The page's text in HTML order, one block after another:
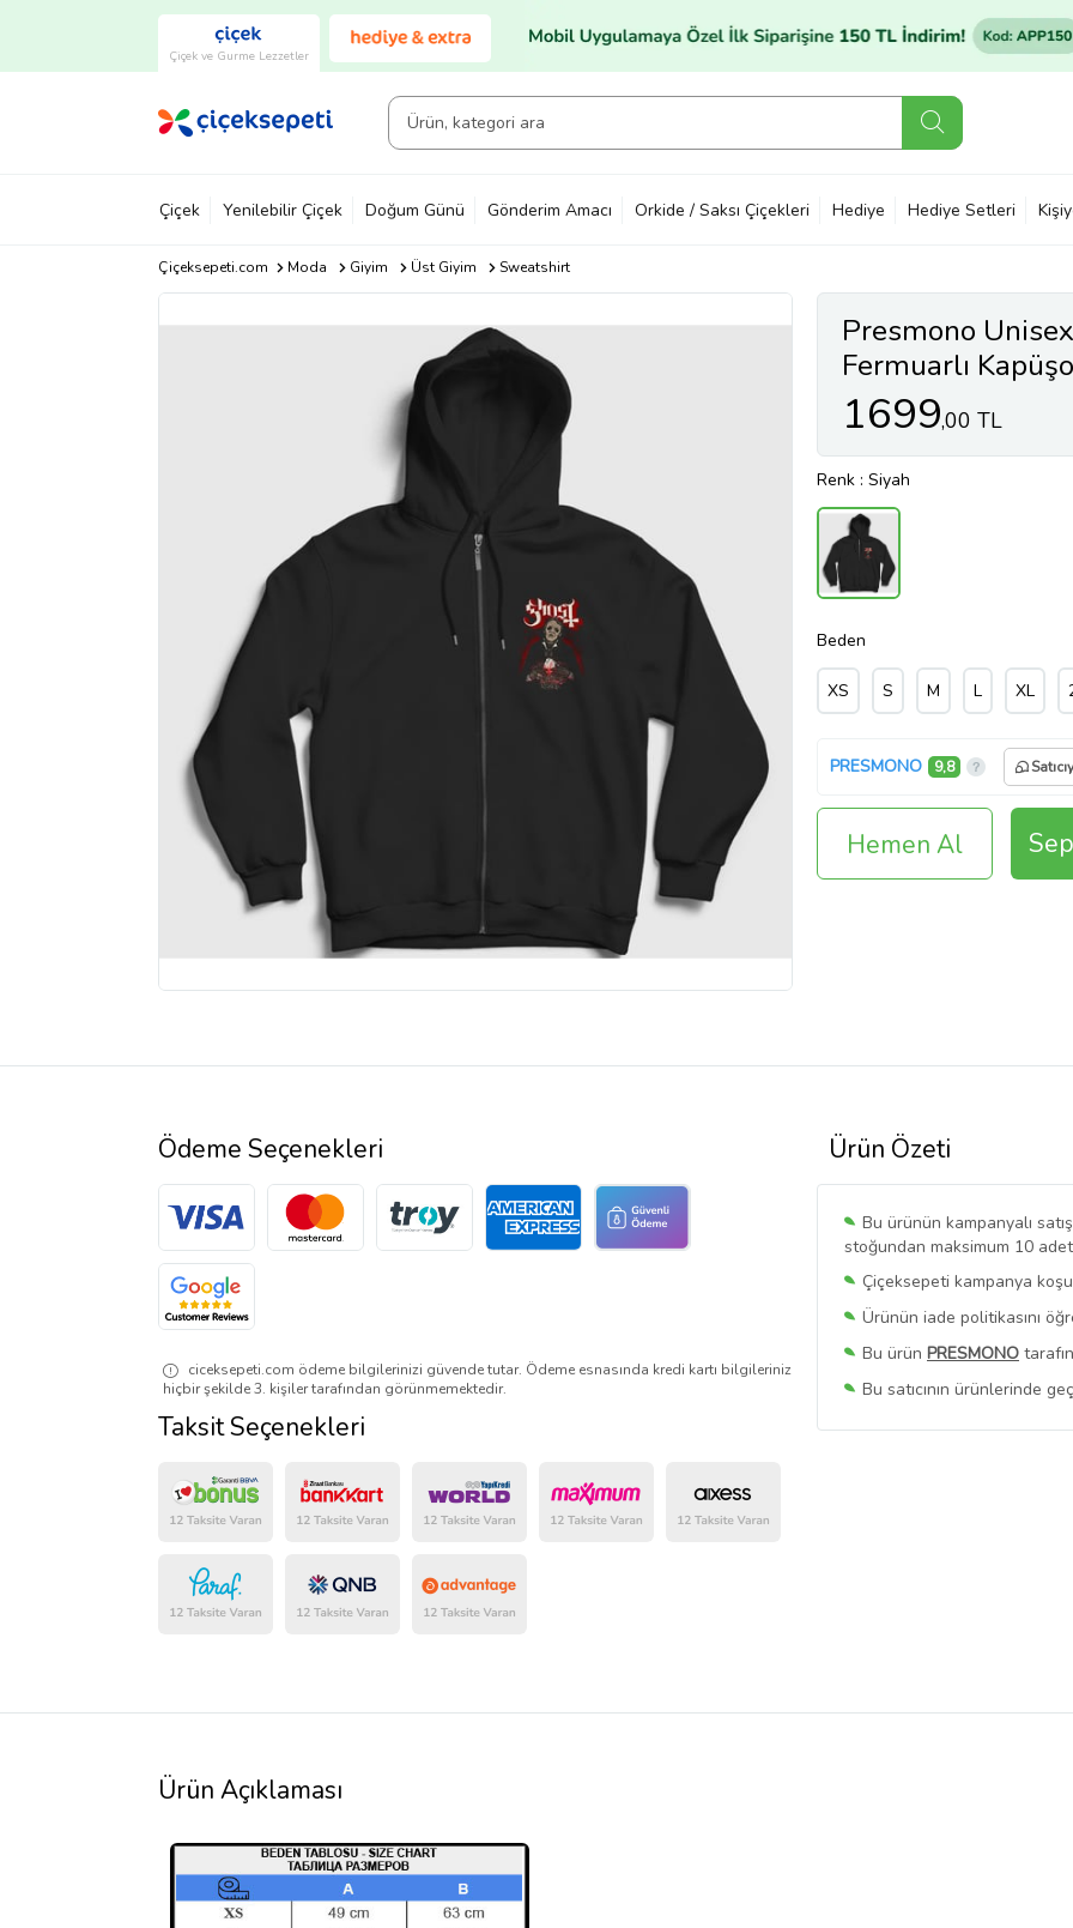
Çiçek ve Gurme Lezzetler
Çiçek Yenilebilir Çiçek Doğum Günü Gönderim Amacı Orkide / Saksı Çiçekleri Hediye Hediye Setleri
Çiçeksepeti.com Moda Giyim Üst Giyim Sweatshirt
Presmono
Fermuarlı
1699,00 TL
Renk : Siyah
Beden
XS S M L XL
PRESMONO 9,8
Hemen Al
Ürün Özeti
Bu ürünün kampanyalı
stoğundan maksimum 10
Çiçeksepeti kampanya
Ürünün iade politikasını
Bu ürün PRESMONO
Bu satıcının ürünlerinde
Bu SatıcınınTüm
Ödeme Seçenekleri
ciceksepeti.com ödeme bilgilerinizi güvende tutar. Ödeme esnasında kredi kartı bilgileriniz
hiçbir şekilde 3. kişiler tarafından görünmemektedir.
Taksit Seçenekleri
Ürün Açıklaması